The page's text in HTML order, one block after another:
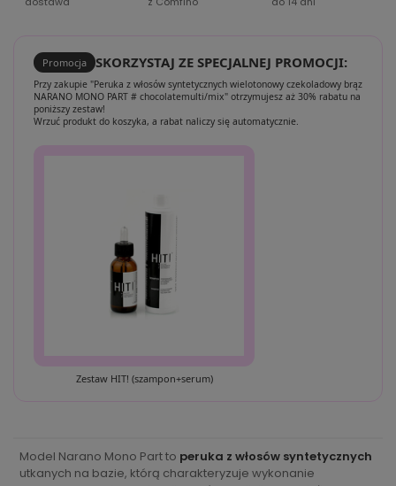
Promocja SKORZYSTAJ ZE SPECJALNEJ PROMOCJI:
Przy zakupie "Peruka z włosów syntetycznych wielotonowy czekoladowy brąz
NARANO MONO PART # chocolatemulti/mix" otrzymujesz aż 30% rabatu na
poniższy zestaw!
Wrzuć produkt do koszyka, a rabat naliczy się automatycznie.
Zestaw HIT! (szampon+serum)
Model Narano Mono Part to peruka z włosów syntetycznych
utkanych na bazie, którą charakteryzuje wykonanie